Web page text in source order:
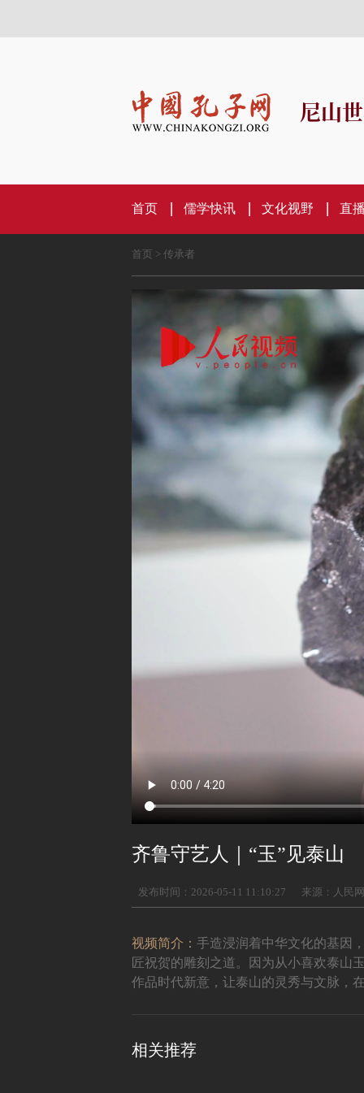
尼山
首页 儒学快讯 文化视野 直
首页 > 传承者
齐鲁守艺人｜“玉”见泰山
发布时间：2026-05-11 11:10:27 来源：人民网
视频简介： 手造浸润着中华文化的基因
匠祝贺的雕刻之道。因为从小喜欢泰山
作品时代新意，让泰山的灵秀与文脉，
相关推荐